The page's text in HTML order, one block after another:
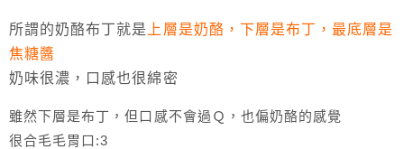
所謂的奶酪布丁就是 上層是奶酪， 下層是布丁，最底層是
焦糖醬
奶味很濃，口感也很綿密
雖然下層是布丁，但口感不會過Ｑ，也偏奶酪的感覺
很合毛毛胃口:3